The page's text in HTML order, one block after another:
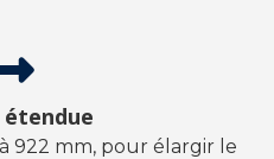
922 mm, pour élargir le